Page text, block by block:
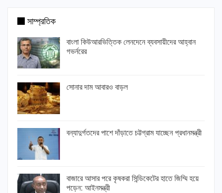
সাম্প্রতিক
বাংলা কিউআরভিত্তিক লেনদেনে ব্যবসায়ীদের আহ্বান
গভর্নরের
সোনার দাম আবারও বাড়ল
বন্যাদুর্গতদের পাশে দাঁড়াতে চট্টগ্রাম যাচ্ছেন প্রধানমন্ত্রী
বাজারে আসার পরে কৃষকরা সিন্ডিকেটের হাতে জিম্মি হয়ে
পড়েন: আইনমন্ত্রী